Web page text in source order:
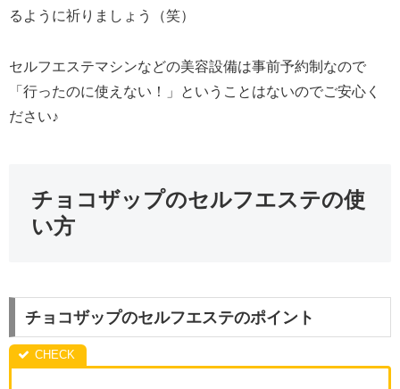
るように祈りましょう（笑）
セルフエステマシンなどの美容設備は事前予約制なので
「行ったのに使えない！」ということはないのでご安心く
ださい♪
チョコザップのセルフエステの使
い方
チョコザップのセルフエステのポイント